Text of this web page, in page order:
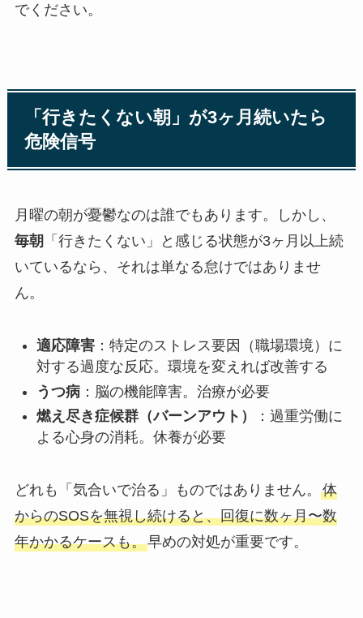
でください。
「行きたくない朝」が3ヶ月続いたら
危険信号
月曜の朝が憂鬱なのは誰でもあります。しかし、
毎朝 「行きたくない」と感じる状態が3ヶ月以上続
いているなら、それは単なる怠けではありませ
ん。
適応障害：特定のストレス要因（職場環境）に
対する過度な反応。環境を変えれば改善する
うつ病：脳の機能障害。治療が必要
燃え尽き症候群（バーンアウト）
：過重労働に
よる心身の消耗。休養が必要
どれも「気合いで治る」ものではありません。 体
からのSOSを無視し続けると、回復に数ヶ月〜数
年かかるケースも。早めの対処が重要です。